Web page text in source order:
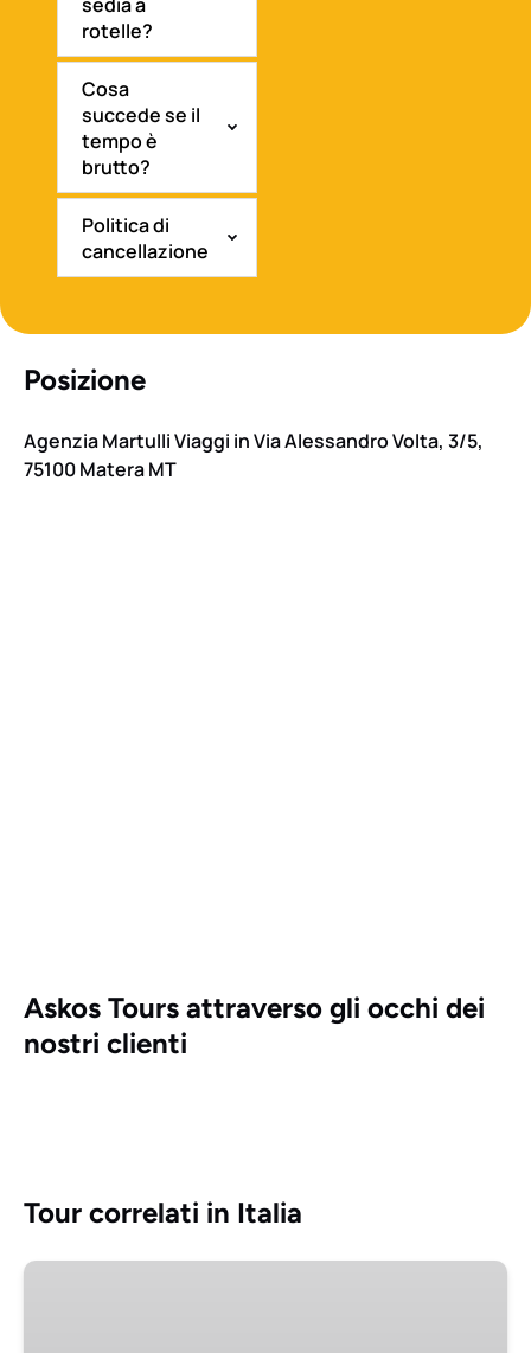
rotelle?
Cosa
succede se il
tempo è
brutto?
Politica di
cancellazione
Posizione
Agenzia Martulli Viaggi in Via Alessandro Volta, 3/5,
75100 Matera MT
Askos Tours attraverso gli occhi dei
nostri clienti
Tour correlati in Italia
Escursione